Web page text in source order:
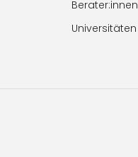
Berater:innen
Universitäten